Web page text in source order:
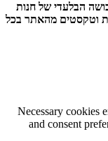
הבלעדי של חנות
וטקסטים מהאתר בכל
Necessary cookies
and consent